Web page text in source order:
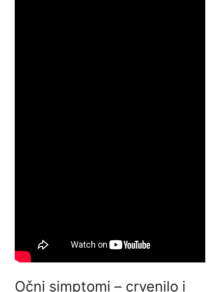
Očni simptomi – crvenilo i